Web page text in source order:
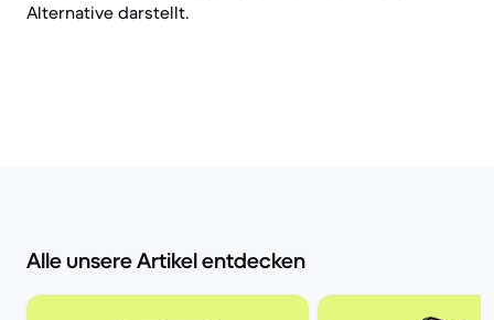
Alternative darstellt.
Alle unsere Artikel entdecken